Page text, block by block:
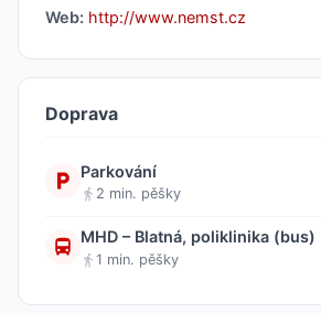
Web: http://www.nemst.cz
Doprava
Parkování
2 min. pěšky
MHD – Blatná, poliklinika (bus)
1 min. pěšky